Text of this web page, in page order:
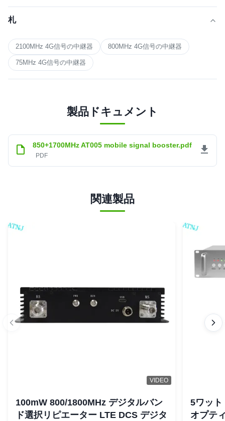
札
2100MHz 4G信号の中継器 800MHz 4G信号の中継器
75MHz 4G信号の中継器
製品ドキュメント
850+1700MHz AT005 mobile signal booster.pdf
PDF
関連製品
VIDEO
100mW 800/1800MHz デジタルバン
ド選択リピエーター LTE DCS デジタ
5ワット
オプテ